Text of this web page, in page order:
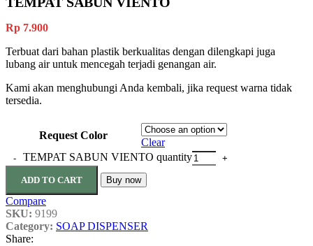
Rp 7.900
Terbuat dari bahan plastik berkualitas dengan dilengkapi juga
lubang air untuk mencegah terjadi genangan air.
Kami akan menghubungi Anda kembali, jika request warna tidak
tersedia.
Request Color
Clear
TEMPAT SABUN VIENTO quantity
ADD TO CART Buy now
Compare
SKU: 9199
Category: SOAP DISPENSER
Share: